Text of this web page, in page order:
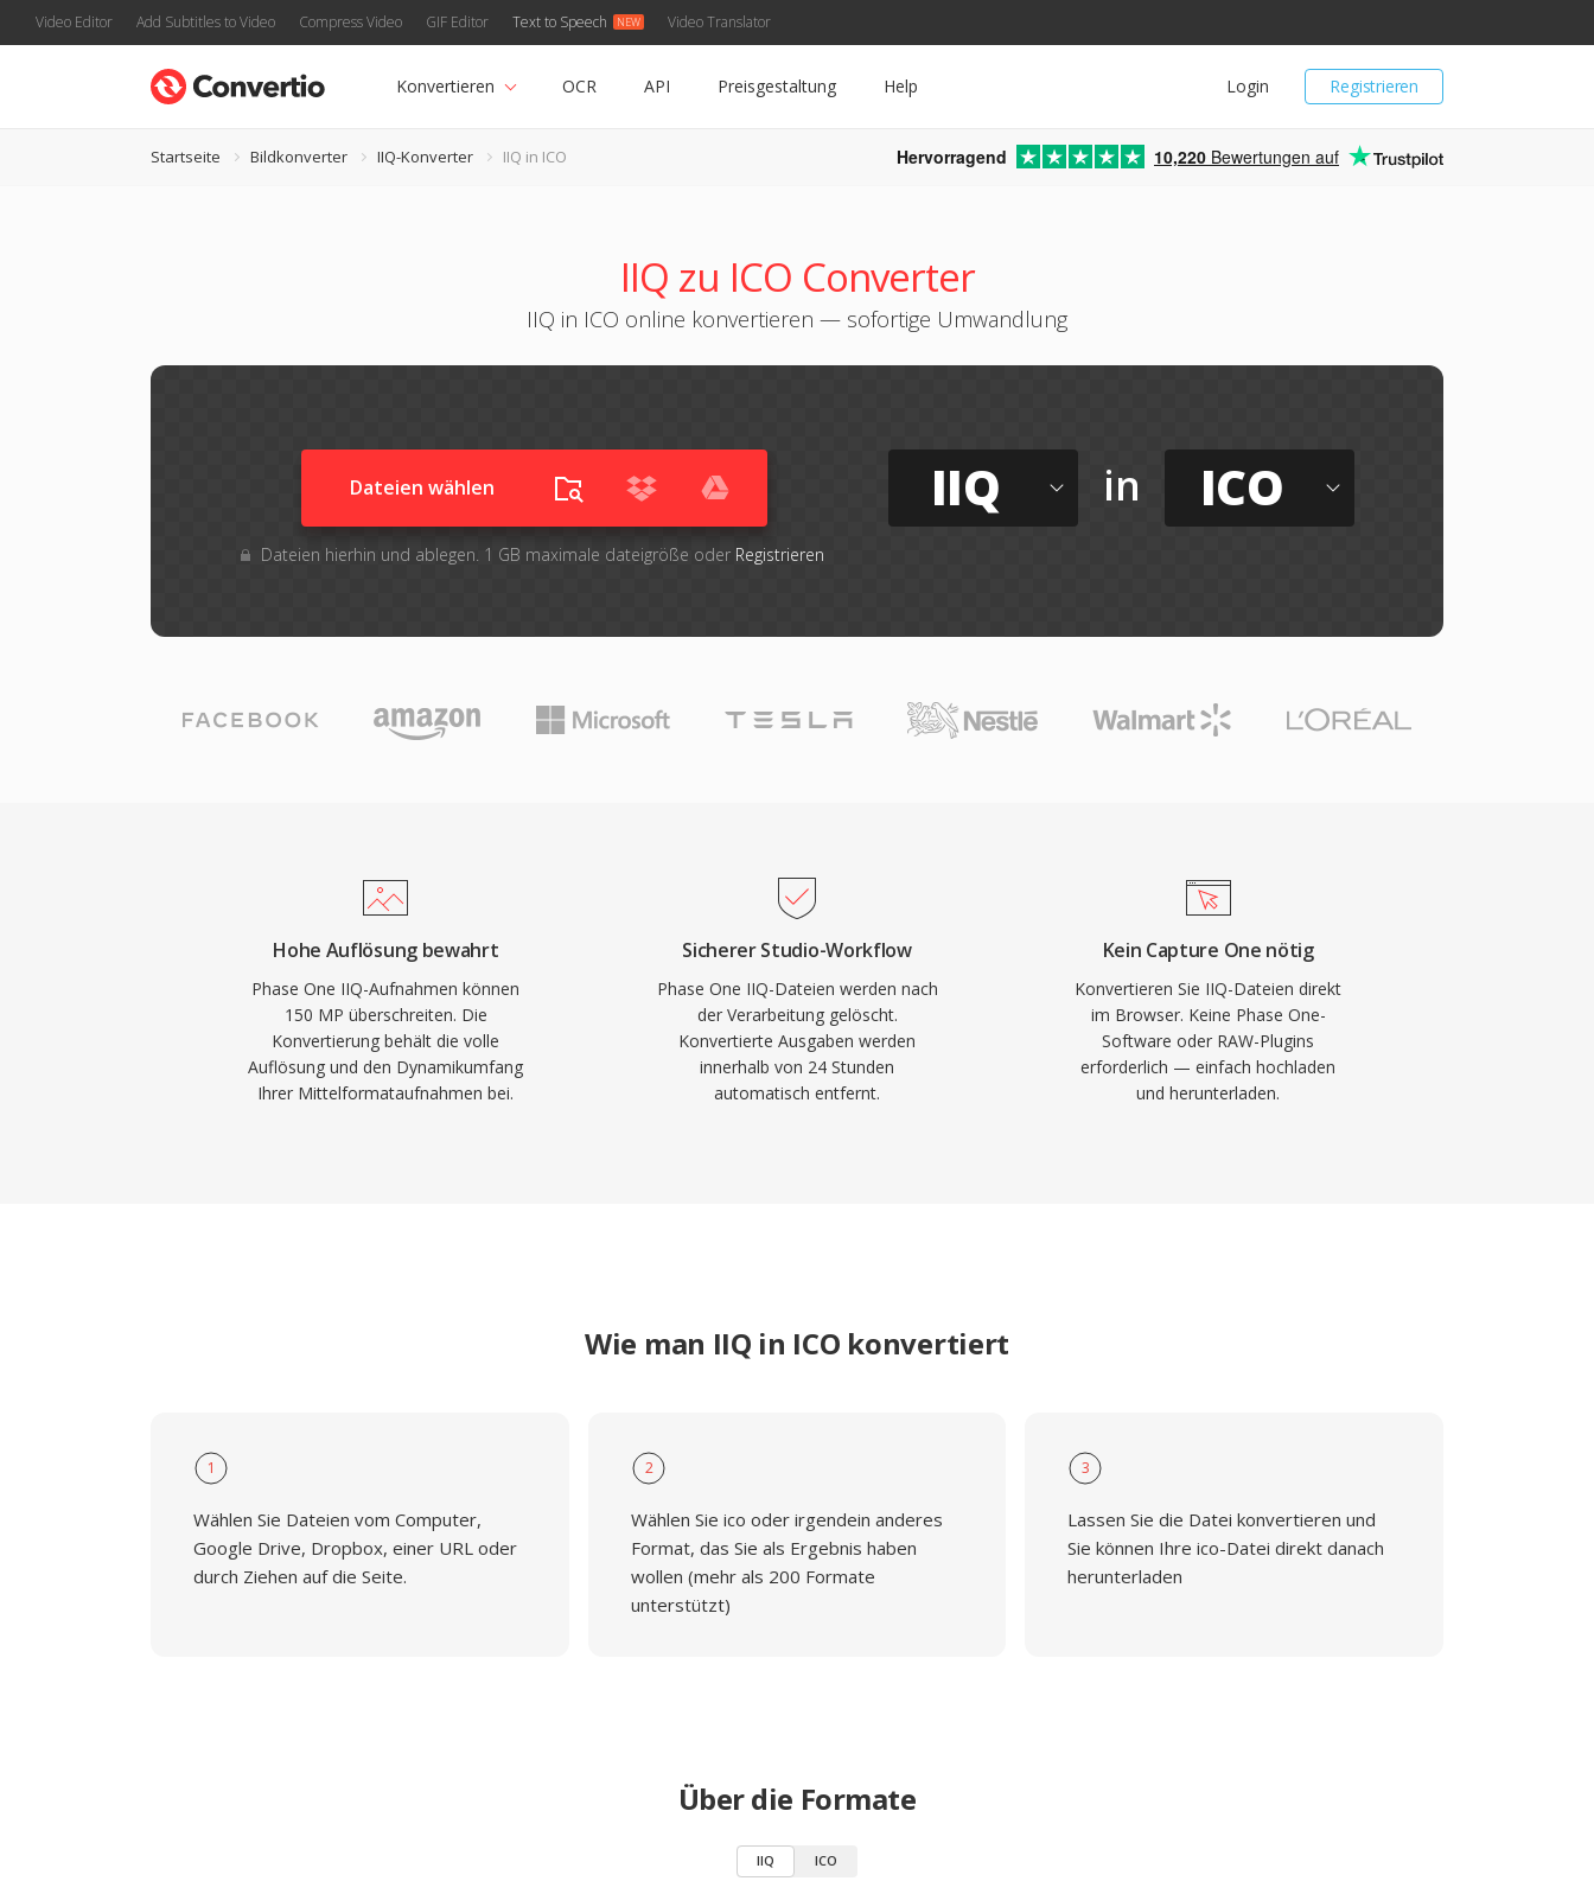
Video Editor Add Subtitles to Video Compress Video GIF Editor Text to Speech Video Translator
Registrieren
Login
Konvertieren OCR API Preisgestaltung Help
Startseite Bildkonverter IIQ-Konverter IIQ in ICO Hervorragend 10,220 Bewertungen auf
IIQ zu ICO Converter
IIQ in ICO online konvertieren — sofortige Umwandlung
Dateien wählen
Dateien hierhin und ablegen. 1 GB maximale dateigröße oder Registrieren
IIQ in ICO
Hohe Auflösung bewahrt
Phase One IIQ-Aufnahmen können
150 MP überschreiten. Die
Konvertierung behält die volle
Auflösung und den Dynamikumfang
Ihrer Mittelformataufnahmen bei.
Sicherer Studio-Workflow
Phase One IIQ-Dateien werden nach
der Verarbeitung gelöscht.
Konvertierte Ausgaben werden
innerhalb von 24 Stunden
automatisch entfernt.
Kein Capture One nötig
Konvertieren Sie IIQ-Dateien direkt
im Browser. Keine Phase One-
Software oder RAW-Plugins
erforderlich — einfach hochladen
und herunterladen.
Wie man IIQ in ICO konvertiert
1
Wählen Sie Dateien vom Computer,
Google Drive, Dropbox, einer URL oder
durch Ziehen auf die Seite.
2
Wählen Sie ico oder irgendein anderes
Format, das Sie als Ergebnis haben
wollen (mehr als 200 Formate
unterstützt)
3
Lassen Sie die Datei konvertieren und
Sie können Ihre ico-Datei direkt danach
herunterladen
Über die Formate
IIQ ICO